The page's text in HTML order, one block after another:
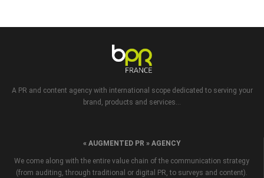
A PR and content agency with international scope dedicated to serving your
brand, products and services...
« AUGMENTED PR » AGENCY
We come along with the entire value chain of the communication strategy
(from auditing, through traditional or digital PR, to surveys and content).